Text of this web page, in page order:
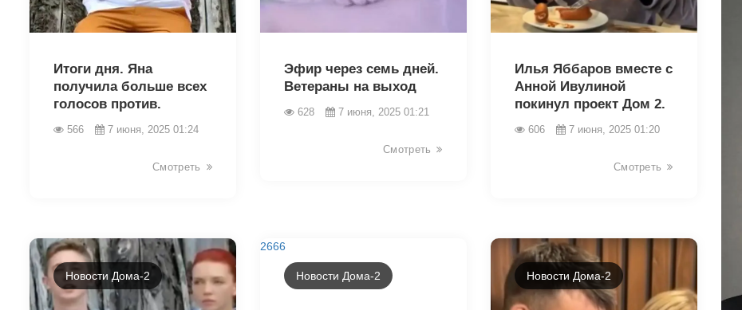
Итоги дня. Яна
получила больше всех
голосов против.
566 7 июня, 2025 01:24
Смотреть
Эфир через семь дней.
Ветераны на выход
628 7 июня, 2025 01:21
Смотреть
Илья Яббаров вместе с
Анной Ивулиной
покинул проект Дом 2.
606 7 июня, 2025 01:20
Смотреть
Новости Дома-2
2666
Новости Дома-2 Новости Дома-2